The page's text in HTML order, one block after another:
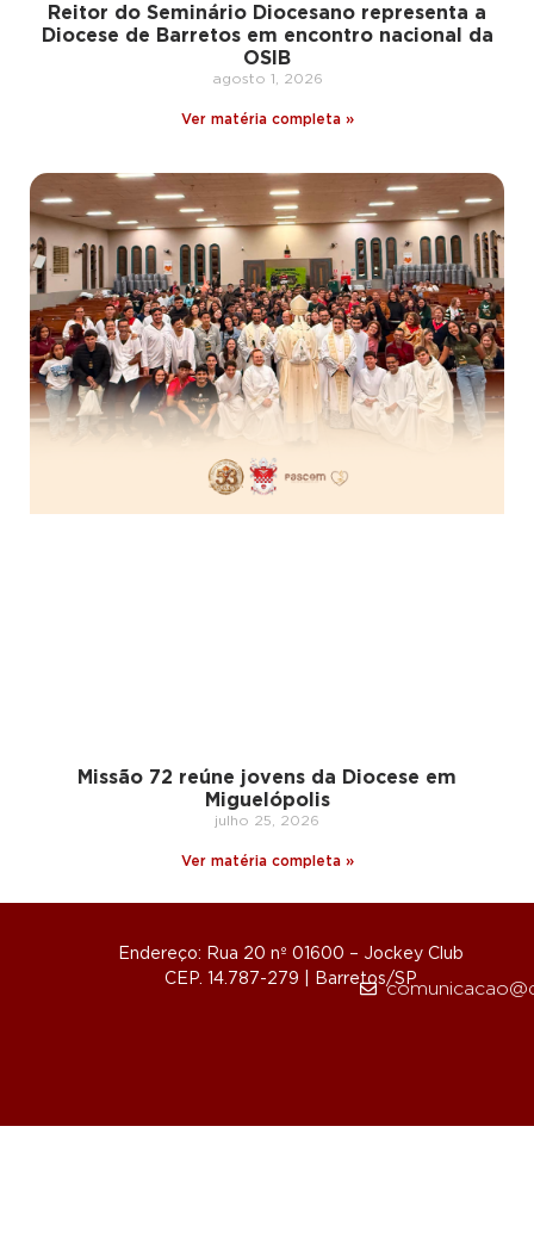
Reitor do Seminário Diocesano representa a
Diocese de Barretos em encontro nacional da
OSIB
agosto 1, 2026
Ver matéria completa »
Missão 72 reúne jovens da Diocese em
Miguelópolis
julho 25, 2026
Ver matéria completa »
Endereço: Rua 20 nº 01600 – Jockey Club
CEP. 14.787-279 | Barretos/SP